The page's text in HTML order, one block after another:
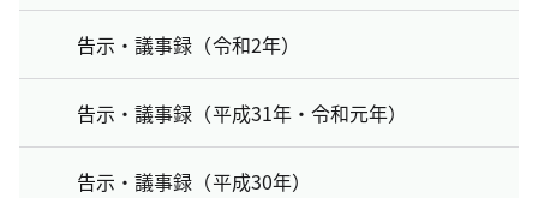
告示・議事録（令和2年）
告示・議事録（平成31年・令和元年）
告示・議事録（平成30年）